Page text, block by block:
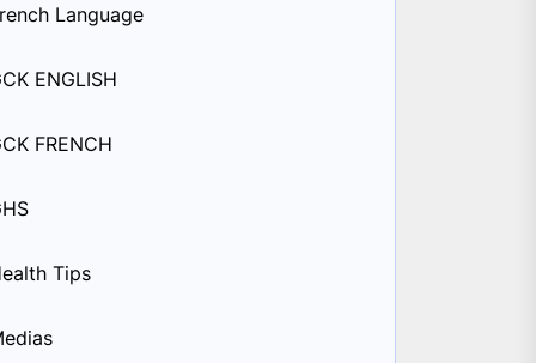
Language
ENGLISH
FRENCH
Tips